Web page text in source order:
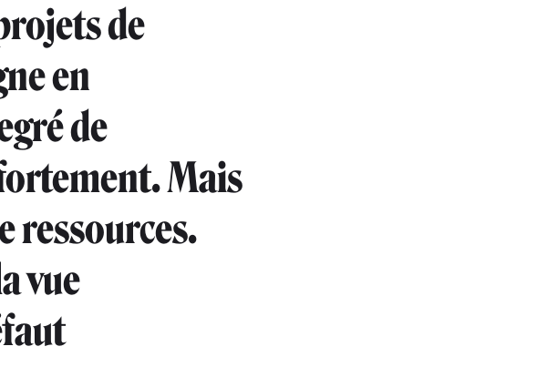
de
en
de
Mais
ressources.
vue